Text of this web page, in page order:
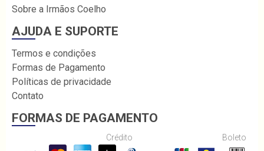
Sobre a Irmãos Coelho
AJUDA E SUPORTE
Termos e condições
Formas de Pagamento
Políticas de privacidade
Contato
FORMAS DE PAGAMENTO
Crédito Boleto